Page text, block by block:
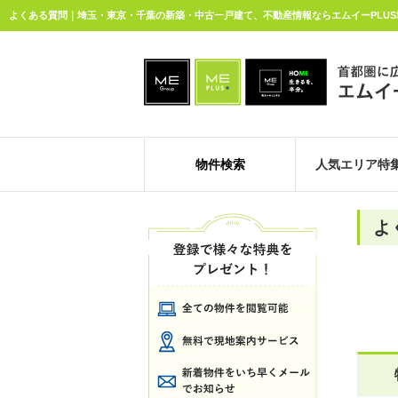
よくある質問｜埼玉・東京・千葉の新築・中古一戸建て、不動産情報ならエムイー
物件検索 人気エリア特
よ